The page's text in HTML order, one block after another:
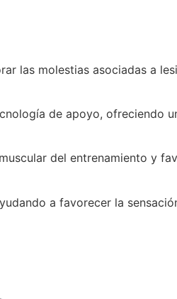
las molestias asociadas a
de apoyo, ofreciendo
del entrenamiento y
a favorecer la